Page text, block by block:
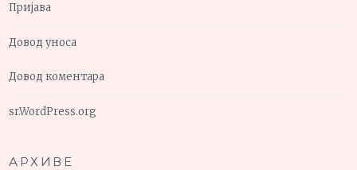
Пријава
Довод уноса
Довод коментара
sr.WordPress.org
АРХИВЕ